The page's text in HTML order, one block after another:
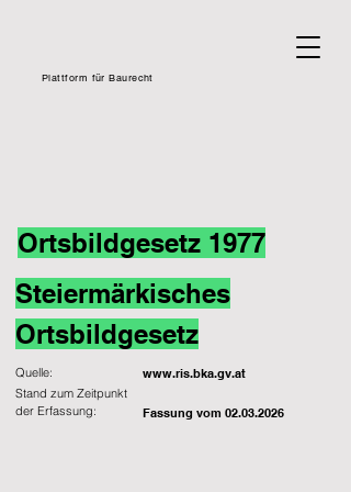
Plattform für Baurecht
Ortsbildgesetz 1977
Steiermärkisches
Ortsbildgesetz
Quelle: www.ris.bka.gv.at
Fassung vom 02.03.2026
Stand zum Zeitpunkt
der Erfassung: